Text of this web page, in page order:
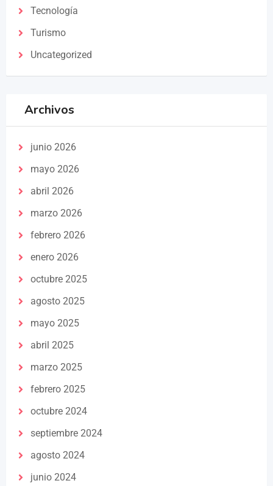
Tecnología
Turismo
Uncategorized
Archivos
junio 2026
mayo 2026
abril 2026
marzo 2026
febrero 2026
enero 2026
octubre 2025
agosto 2025
mayo 2025
abril 2025
marzo 2025
febrero 2025
octubre 2024
septiembre 2024
agosto 2024
junio 2024